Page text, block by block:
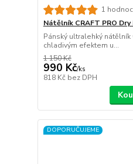
1
Nátělník CRAFT PRO
Pánský ultralehký
chladivým efektem u...
1 150 Kč
990 Kč/ks
818 Kč bez DPH
DOPORUČUJEME